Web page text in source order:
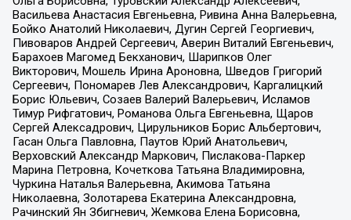
Васильева Анастасия Евгеньевна, Ривина Анна Валерьевна,
Бойко Анатолий Николаевич, Дугин Сергей Георгиевич,
Пивоваров Андрей Сергеевич, Аверин Виталий Евгеньевич,
Барахоев Магомед Бекханович, Шарипков Олег
Викторович, Мошель Ирина Ароновна, Шведов Григорий
Сергеевич, Пономарев Лев Александрович, Каргалицкий
Борис Юльевич, Созаев Валерий Валерьевич, Исламов
Тимур Рифгатович, Романова Ольга Евгеньевна, Щаров
Сергей Алексадрович, Цирульников Борис Альбертович,
Гасан Ольга Павловна, Паутов Юрий Анатольевич,
Верховский Александр Маркович, Пислакова-Паркер
Марина Петровна, Кочеткова Татьяна Владимировна,
Чуркина Наталья Валерьевна, Акимова Татьяна
Николаевна, Золотарева Екатерина Александровна,
Рачинский Ян Збигневич, Жемкова Елена Борисовна,